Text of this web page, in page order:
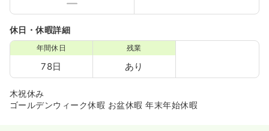
休日・休暇詳細
年間休日
78日
残業
あり
木祝休み
ゴールデンウィーク休暇 お盆休暇 年末年始休暇